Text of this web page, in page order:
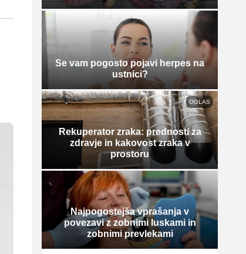
Se vam pogosto pojavi herpes na
ustnici?
OGLAS
Rekuperator zraka: prednosti za
zdravje in kakovost zraka v
prostoru
Najpogostejša vprašanja v
povezavi z zobnimi luskami in
zobnimi prevlekami